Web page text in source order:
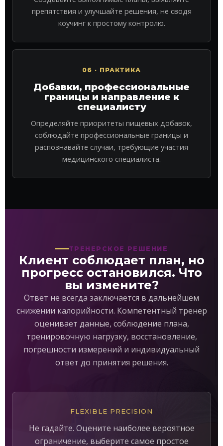
препятствия и улучшайте решения, не сводя
коучинг к простому контролю.
06 · ПРАКТИКА
Добавки, профессиональные
границы и направление к
специалисту
Определяйте приоритеты пищевых добавок,
соблюдайте профессиональные границы и
распознавайте случаи, требующие участия
медицинского специалиста.
ТРЕНЕРСКОЕ РЕШЕНИЕ
Клиент соблюдает план, но
прогресс остановился. Что
вы измените?
Ответ не всегда заключается в дальнейшем
снижении калорийности. Компетентный тренер
оценивает данные, соблюдение плана,
тренировочную нагрузку, восстановление,
погрешности измерений и индивидуальный
ответ до принятия решения.
FLEXIBLE PRECISION
Не гадайте. Оцените наиболее вероятное
ограничение, выберите самое простое